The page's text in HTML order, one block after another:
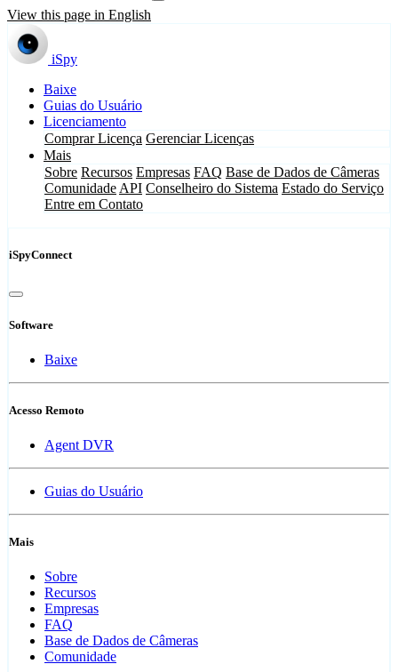
View this page in English
iSpy
Baixe
Guias do Usuário
Licenciamento
Comprar Licença Gerenciar Licenças
Mais
Sobre Recursos Empresas FAQ Base de Dados de Câmeras
Comunidade API Conselheiro do Sistema Estado do Serviço
Entre em Contato
iSpyConnect
Software
Baixe
Acesso Remoto
Agent DVR
Guias do Usuário
Mais
Sobre
Recursos
Empresas
FAQ
Base de Dados de Câmeras
Comunidade